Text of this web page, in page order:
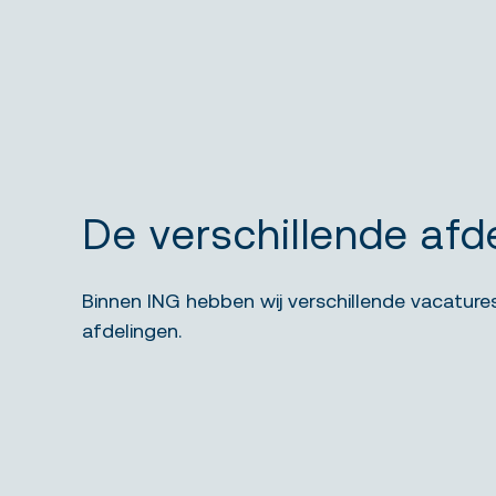
De verschillende
Binnen ING hebben wij verschillende
afdelingen.